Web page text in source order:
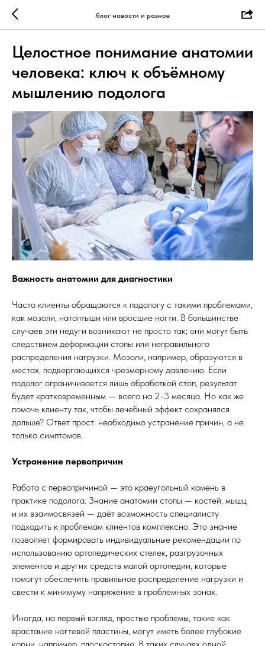
блог новости и разное
Целостное понимание анатомии
человека: ключ к объёмному
мышлению подолога
Важность анатомии для диагностики
Часто клиенты обращаются к подологу с такими проблемами,
как мозоли, натоптыши или вросшие ногти. В большинстве
случаев эти недуги возникают не просто так; они могут быть
следствием деформации стопы или неправильного
распределения нагрузки. Мозоли, например, образуются в
местах, подвергающихся чрезмерному давлению. Если
подолог ограничивается лишь обработкой стоп, результат
будет кратковременным — всего на 2-3 месяца. Но как же
помочь клиенту так, чтобы лечебный эффект сохранялся
дольше? Ответ прост: необходимо устранение причин, а не
только симптомов.
Устранение первопричин
Работа с первопричиной — это краеугольный камень в
практике подолога. Знание анатомии стопы — костей, мышц
и их взаимосвязей — даёт возможность специалисту
подходить к проблемам клиентов комплексно. Это знание
позволяет формировать индивидуальные рекомендации по
использованию ортопедических стелек, разгрузочных
элементов и других средств малой ортопедии, которые
помогут обеспечить правильное распределение нагрузки и
свести к минимуму напряжение в проблемных зонах.
Иногда, на первый взгляд, простые проблемы, такие как
врастание ногтевой пластины, могут иметь более глубокие